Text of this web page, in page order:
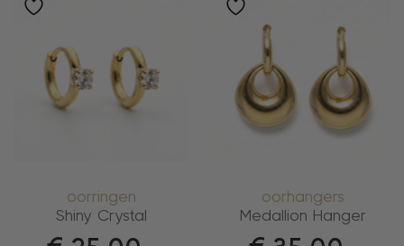
oorringen
Shiny Crystal
oorhangers
Medallion Hanger